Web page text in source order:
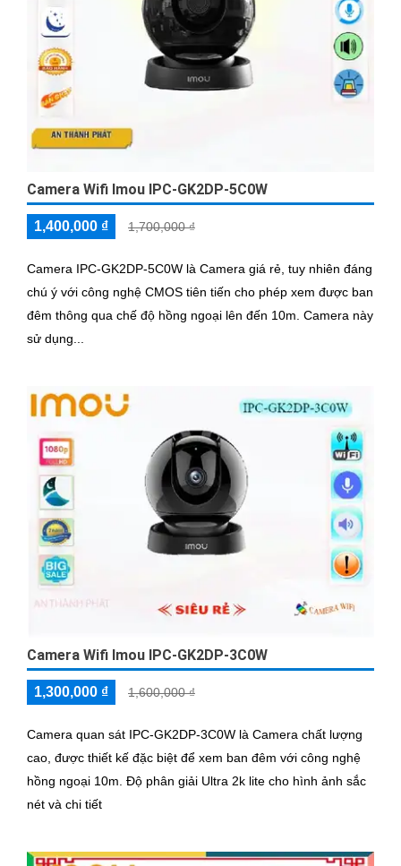
Camera Wifi Imou IPC-GK2DP-5C0W
1,400,000 ₫ 1,700,000 ₫
Camera IPC-GK2DP-5C0W là Camera giá rẻ, tuy nhiên đáng
chú ý với công nghệ CMOS tiên tiến cho phép xem được ban
đêm thông qua chế độ hồng ngoại lên đến 10m. Camera này
sử dụng...
Camera Wifi Imou IPC-GK2DP-3C0W
1,300,000 ₫ 1,600,000 ₫
Camera quan sát IPC-GK2DP-3C0W là Camera chất lượng
cao, được thiết kế đặc biệt để xem ban đêm với công nghệ
hồng ngoại 10m. Độ phân giải Ultra 2k lite cho hình ảnh sắc
nét và chi tiết